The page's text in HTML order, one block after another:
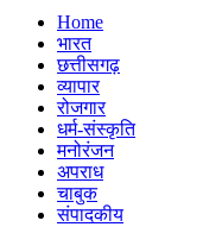
Home
भारत
छत्तीसगढ़
व्यापार
रोजगार
धर्म-संस्कृति
मनोरंजन
अपराध
चाबुक
संपादकीय